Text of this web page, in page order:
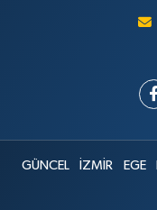
GÜNCEL İZMİR EGE